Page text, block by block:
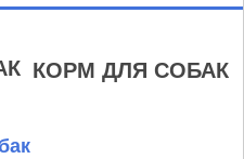
КОРМ ДЛЯ СОБАК